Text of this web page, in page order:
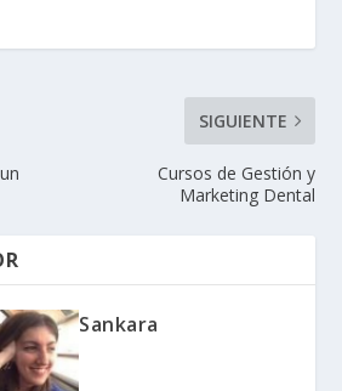
SIGUIENTE
Cursos de Gestión y
Marketing Dental
Sankara